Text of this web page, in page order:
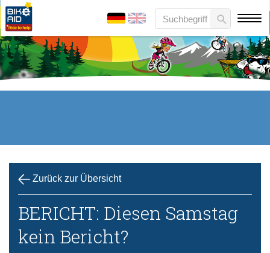
Zurück zur Übersicht
BERICHT: Diesen Samstag
kein Bericht?